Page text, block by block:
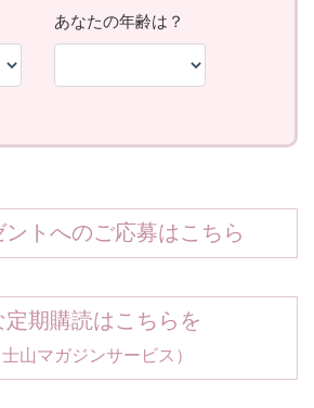
トへのご応募はこちら
定期購読はこちらを
山マガジンサービス）